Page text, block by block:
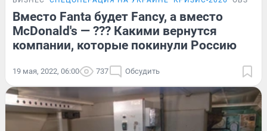
Вместо Fanta будет Fancy, а вместо
McDonald's — ??? Какими вернутся
компании, которые покинули Россию
19 мая, 2022, 06:00 737 Обсудить